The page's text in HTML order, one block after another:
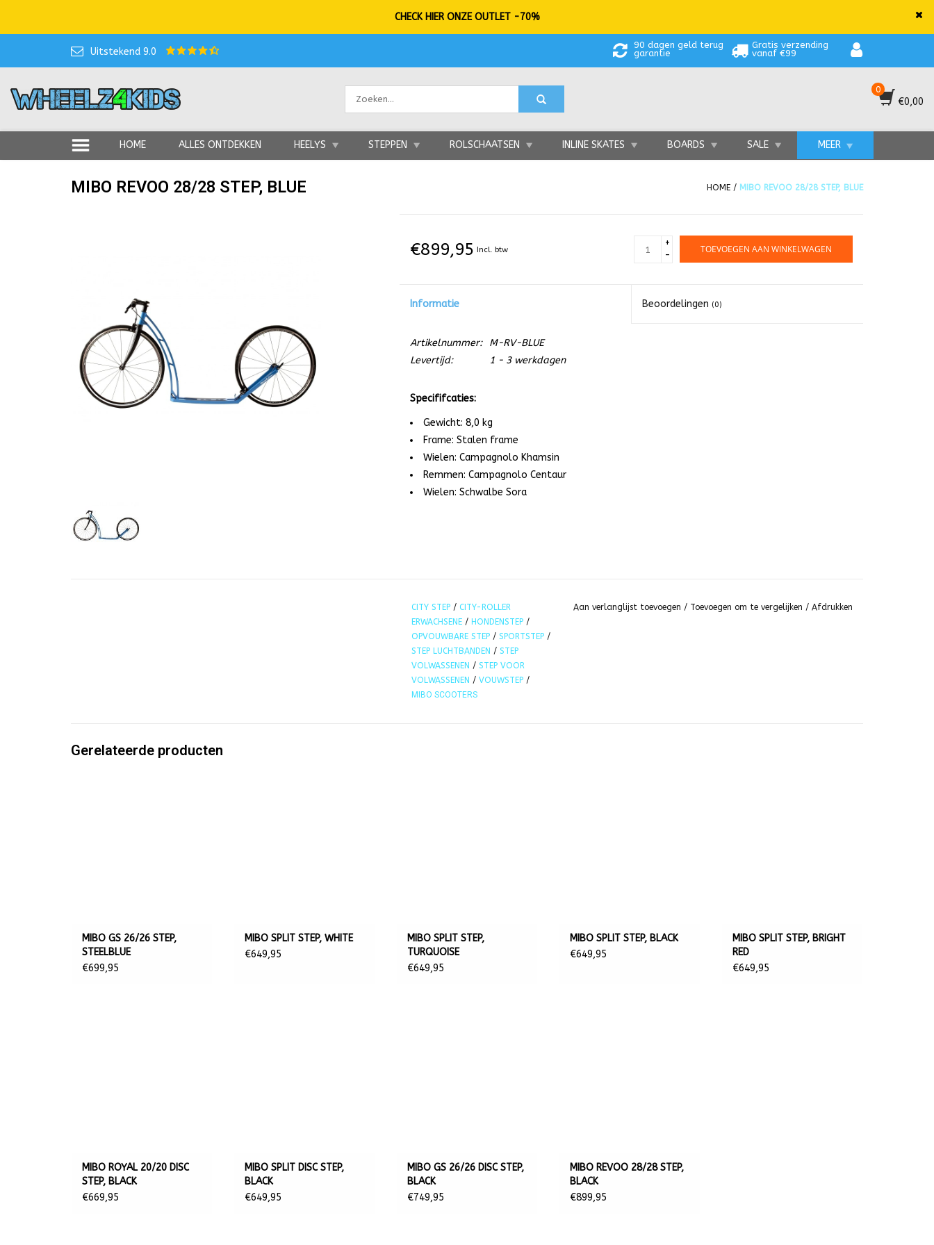
CHECK HIER ONZE OUTLET -70%
Uitstekend 9.0
90 dagen geld terug
garantie
Gratis verzending
vanaf €99
0
€0,00
HOME ALLES ONTDEKKEN HEELYS STEPPEN ROLSCHAATSEN INLINE SKATES BOARDS SALE MEER
MIBO REVOO 28/28 STEP, BLUE HOME / MIBO REVOO 28/28 STEP, BLUE
€899,95 Incl. btw
+
-
TOEVOEGEN AAN WINKELWAGEN
Informatie Beoordelingen (0)
Artikelnummer:
M-RV-BLUE
Levertijd:
1 - 3 werkdagen
Specififcaties:
Gewicht: 8,0 kg
Frame: Stalen frame
Wielen: Campagnolo Khamsin
Remmen: Campagnolo Centaur
Wielen: Schwalbe Sora
CITY STEP / CITY-ROLLER
ERWACHSENE / HONDENSTEP /
OPVOUWBARE STEP / SPORTSTEP /
STEP LUCHTBANDEN / STEP
VOLWASSENEN / STEP VOOR
VOLWASSENEN / VOUWSTEP /
MIBO SCOOTERS
Aan verlanglijst toevoegen / Toevoegen om te vergelijken / Afdrukken
Gerelateerde producten
MIBO GS 26/26 STEP,
STEELBLUE
€699,95
MIBO SPLIT STEP, WHITE
€649,95
MIBO SPLIT STEP,
TURQUOISE
€649,95
MIBO SPLIT STEP, BLACK
€649,95
MIBO SPLIT STEP, BRIGHT
RED
€649,95
MIBO ROYAL 20/20 DISC
STEP, BLACK
€669,95
MIBO SPLIT DISC STEP,
BLACK
€649,95
MIBO GS 26/26 DISC STEP,
BLACK
€749,95
MIBO REVOO 28/28 STEP,
BLACK
€899,95